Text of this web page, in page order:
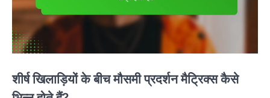
शीर्ष खिलाड़ियों के बीच मौसमी प्रदर्शन मैट्रिक्स कैसे